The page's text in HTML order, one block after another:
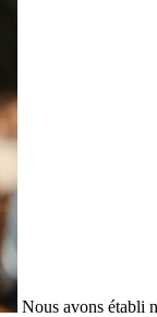
Nous avons établi